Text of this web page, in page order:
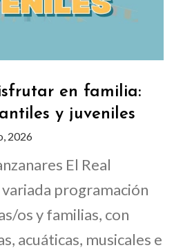
en familia:
y juveniles
2026
El Real
programación
os y familias, con
acuáticas, musicales e